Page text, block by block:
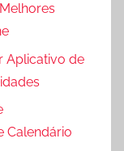
Aplicativo de
Calendário